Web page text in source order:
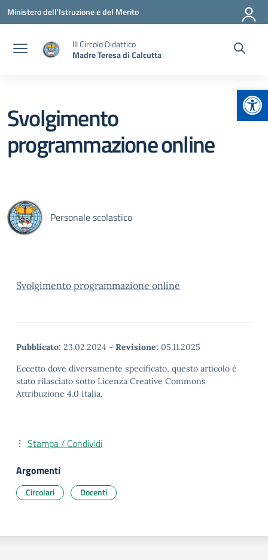
Vai ai contenuti
Vai al menu di navigazione
Vai al footer
Ministero dell'Istruzione e del Merito
III Circolo Didattico
Madre Teresa di Calcutta
Svolgimento
programmazione online
Personale scolastico
Svolgimento programmazione online
Pubblicato: 23.02.2024 - Revisione: 05.11.2025
Eccetto dove diversamente specificato, questo articolo è
stato rilasciato sotto Licenza Creative Commons
Attribuzione 4.0 Italia.
Stampa / Condividi
Argomenti
Circolari Docenti